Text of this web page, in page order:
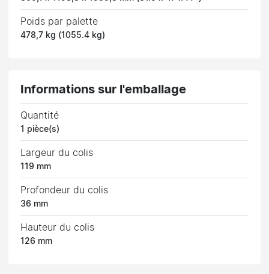
Poids par palette
478,7 kg (1055.4 kg)
Informations sur l'emballage
Quantité
1 pièce(s)
Largeur du colis
119 mm
Profondeur du colis
36 mm
Hauteur du colis
126 mm